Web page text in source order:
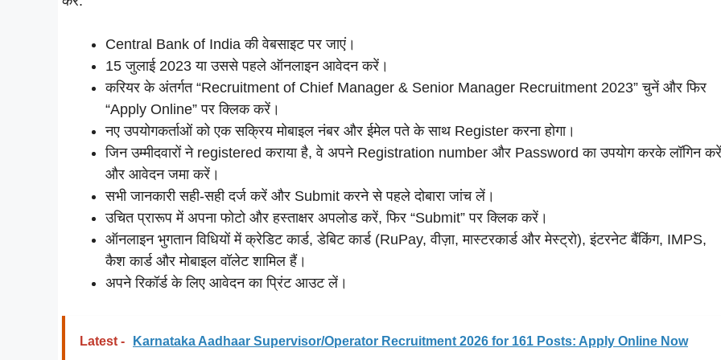
Central Bank of India की वेबसाइट पर जाएं।
15 जुलाई 2023 या उससे पहले ऑनलाइन आवेदन करें।
करियर के अंतर्गत “Recruitment of Chief Manager & Senior Manager Recruitment 2023” चुनें और फिर
“Apply Online” पर क्लिक करें।
नए उपयोगकर्ताओं को एक सक्रिय मोबाइल नंबर और ईमेल पते के साथ Register करना होगा।
जिन उम्मीदवारों ने registered कराया है, वे अपने Registration number और Password का उपयोग करके लॉगिन करें
और आवेदन जमा करें।
सभी जानकारी सही-सही दर्ज करें और Submit करने से पहले दोबारा जांच लें।
उचित प्रारूप में अपना फोटो और हस्ताक्षर अपलोड करें, फिर “Submit” पर क्लिक करें।
ऑनलाइन भुगतान विधियों में क्रेडिट कार्ड, डेबिट कार्ड (RuPay, वीज़ा, मास्टरकार्ड और मेस्ट्रो), इंटरनेट बैंकिंग, IMPS,
कैश कार्ड और मोबाइल वॉलेट शामिल हैं।
अपने रिकॉर्ड के लिए आवेदन का प्रिंट आउट लें।
Latest - Karnataka Aadhaar Supervisor/Operator Recruitment 2026 for 161 Posts: Apply Online Now